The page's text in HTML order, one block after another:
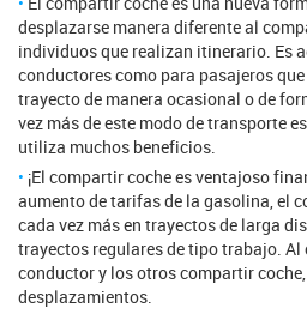
desplazarse manera diferente al
individuos que realizan itinerario. Es
conductores como para pasajeros
trayecto de manera ocasional o de
vez más de este modo de transporte
utiliza muchos beneficios.
¡El compartir coche es ventajoso
aumento de tarifas de la gasolina, el
cada vez más en trayectos de larga
trayectos regulares de tipo trabajo.
conductor y los otros compartir
desplazamientos.